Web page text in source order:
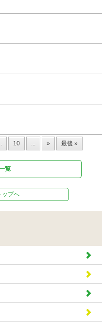
10 ... » 最後 »
覧
プへ